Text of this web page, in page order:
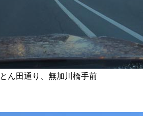
とん田通り、無加川橋手前